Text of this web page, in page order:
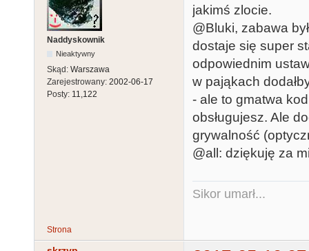
Naddyskownik
Nieaktywny
Skąd: Warszawa
Zarejestrowany: 2002-06-17
Posty: 11,122
jakimś zlocie.
@Bluki, zabawa
dostaje się super
odpowiednim
w pająkach
- ale to gmatwa
obsługujesz. Ale
grywalność
@all: dziękuję za
Sikor umarł...
Strona